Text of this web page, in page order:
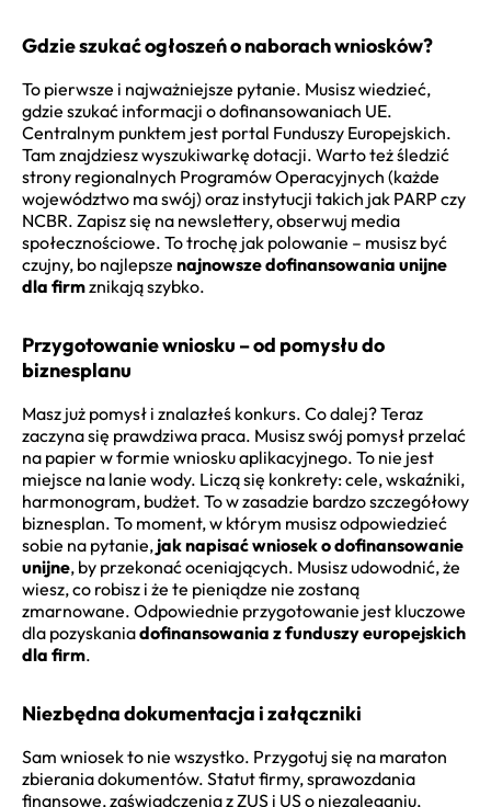
Gdzie szukać ogłoszeń o naborach wniosków?
To pierwsze i najważniejsze pytanie. Musisz wiedzieć,
gdzie szukać informacji o dofinansowaniach UE.
Centralnym punktem jest portal Funduszy Europejskich.
Tam znajdziesz wyszukiwarkę dotacji. Warto też śledzić
strony regionalnych Programów Operacyjnych (każde
województwo ma swój) oraz instytucji takich jak PARP czy
NCBR. Zapisz się na newslettery, obserwuj media
społecznościowe. To trochę jak polowanie – musisz być
czujny, bo najlepsze najnowsze dofinansowania unijne
dla firmznikają szybko.
Przygotowanie wniosku – od pomysłu do
biznesplanu
Masz już pomysł i znalazłeś konkurs. Co dalej? Teraz
zaczyna się prawdziwa praca. Musisz swój pomysł przelać
na papier w formie wniosku aplikacyjnego. To nie jest
miejsce na lanie wody. Liczą się konkrety: cele, wskaźniki,
harmonogram, budżet. To w zasadzie bardzo szczegółowy
biznesplan. To moment, w którym musisz odpowiedzieć
sobie na pytanie, jak napisać wniosek o dofinansowanie
unijne, by przekonać oceniających. Musisz udowodnić, że
wiesz, co robisz i że te pieniądze nie zostaną
zmarnowane. Odpowiednie przygotowanie jest kluczowe
dla pozyskaniadofinansowania z funduszy europejskich
dla firm.
Niezbędna dokumentacja i załączniki
Sam wniosek to nie wszystko. Przygotuj się na maraton
zbierania dokumentów. Statut firmy, sprawozdania
finansowe, zaświadczenia z ZUS i US o niezaleganiu,